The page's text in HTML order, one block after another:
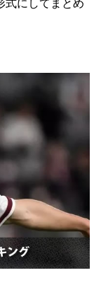
式にしてまとめ